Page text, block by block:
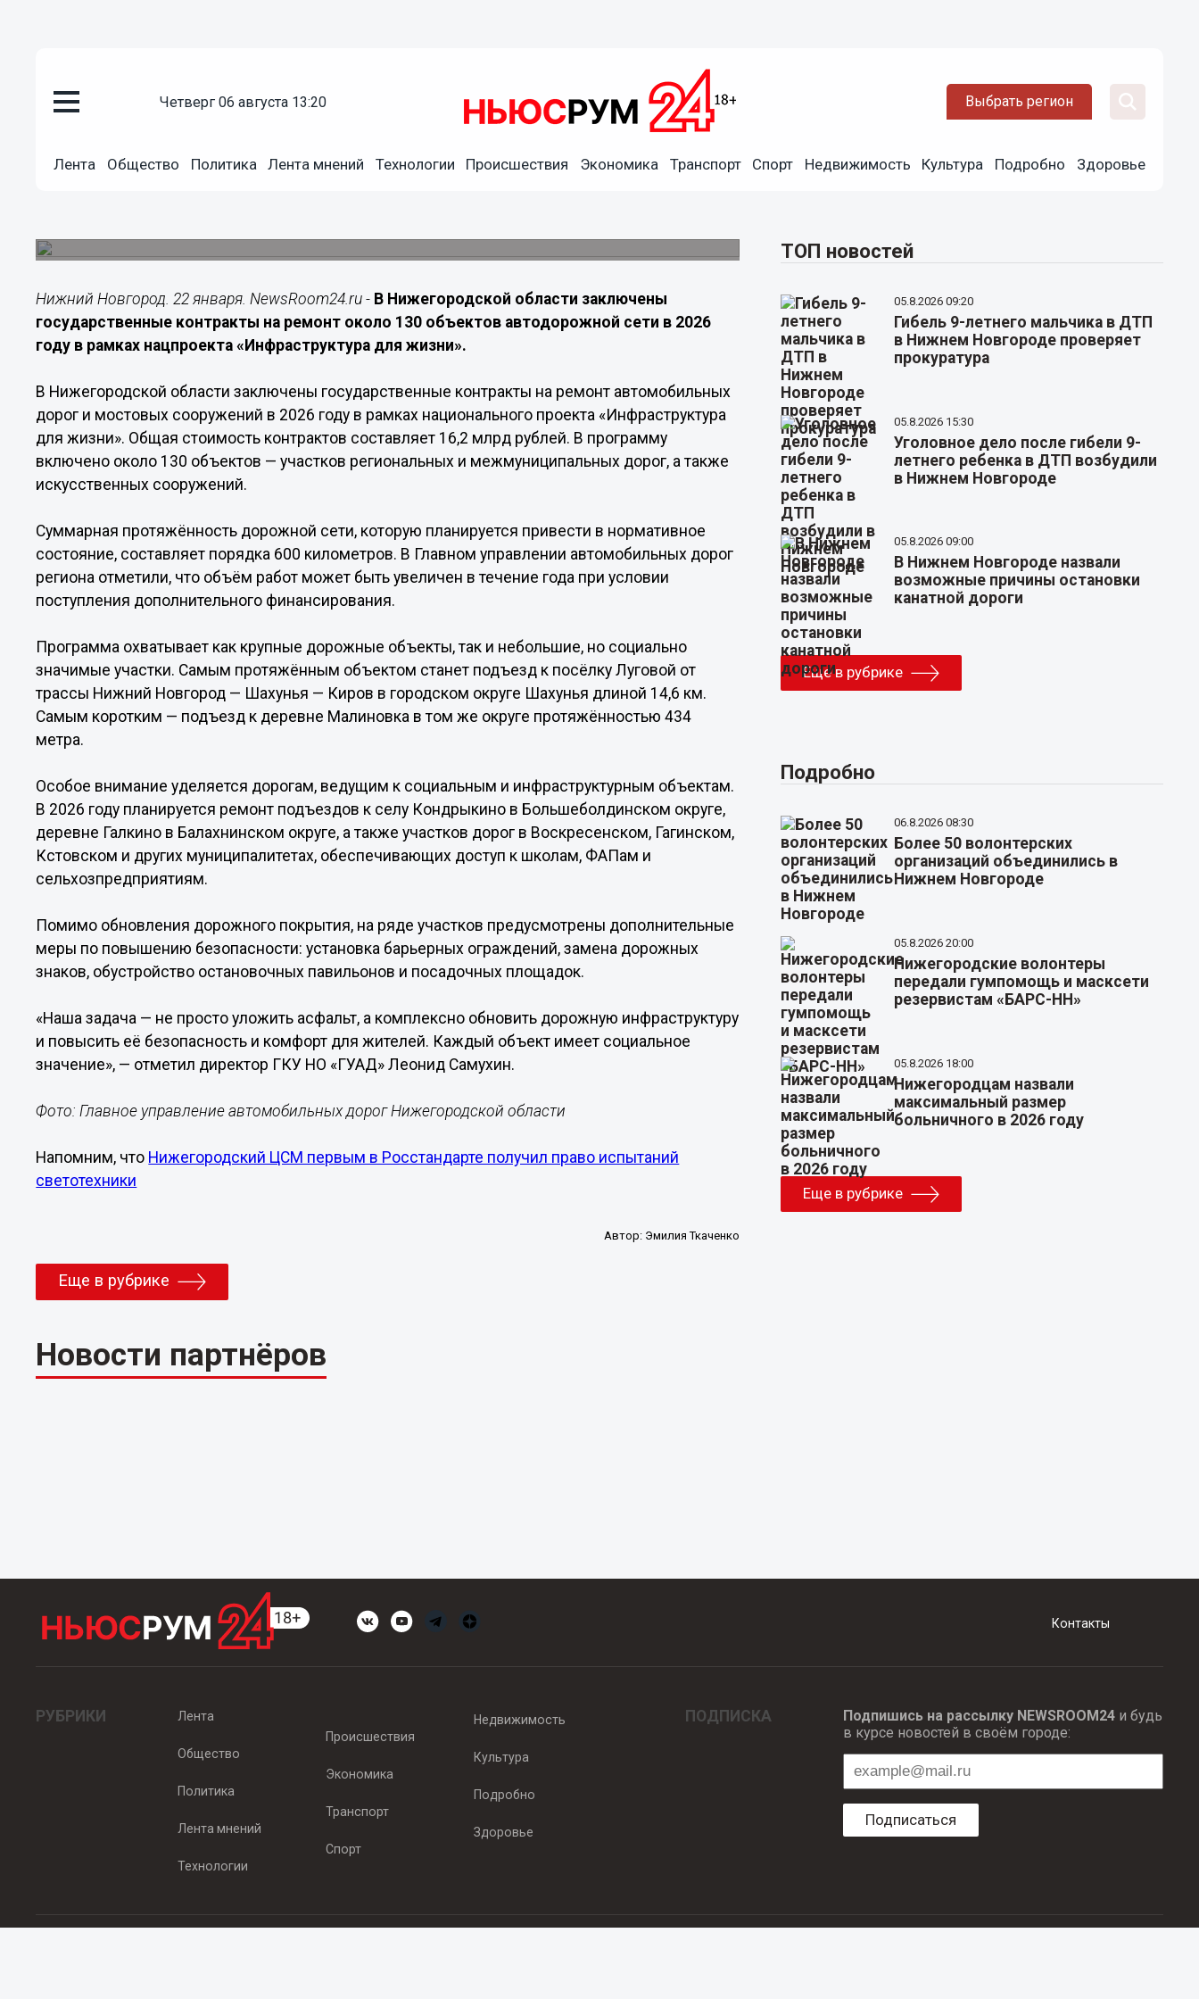
четверг 06 августа 13:20 Выбрать регион
Лента Общество Политика Лента мнений Технологии Происшествия Экономика Транспорт Спорт Недвижимость Культура Подробно Здоровье
В Нижегородской области заключили контракты на ремонт
Нижний Новгород. 22 января. NewsRoom24.ru - В Нижегородской области заключены
государственные контракты на ремонт около 130 объектов автодорожной сети в 2026
году в рамках нацпроекта «Инфраструктура для жизни».
В Нижегородской области заключены государственные контракты на ремонт автомобильных
дорог и мостовых сооружений в 2026 году в рамках национального проекта «Инфраструктура
для жизни». Общая стоимость контрактов составляет 16,2 млрд рублей. В программу
включено около 130 объектов — участков региональных и межмуниципальных дорог, а также
искусственных сооружений.
Суммарная протяжённость дорожной сети, которую планируется привести в нормативное
состояние, составляет порядка 600 километров. В Главном управлении автомобильных дорог
региона отметили, что объём работ может быть увеличен в течение года при условии
поступления дополнительного финансирования.
Программа охватывает как крупные дорожные объекты, так и небольшие, но социально
значимые участки. Самым протяжённым объектом станет подъезд к посёлку Луговой от
трассы Нижний Новгород — Шахунья — Киров в городском округе Шахунья длиной 14,6 км.
Самым коротким — подъезд к деревне Малиновка в том же округе протяжённостью 434
метра.
Особое внимание уделяется дорогам, ведущим к социальным и инфраструктурным объектам.
В 2026 году планируется ремонт подъездов к селу Кондрыкино в Большеболдинском округе,
деревне Галкино в Балахнинском округе, а также участков дорог в Воскресенском, Гагинском,
Кстовском и других муниципалитетах, обеспечивающих доступ к школам, ФАПам и
сельхозпредприятиям.
Помимо обновления дорожного покрытия, на ряде участков предусмотрены дополнительные
меры по повышению безопасности: установка барьерных ограждений, замена дорожных
знаков, обустройство остановочных павильонов и посадочных площадок.
«Наша задача — не просто уложить асфальт, а комплексно обновить дорожную инфраструктуру
и повысить её безопасность и комфорт для жителей. Каждый объект имеет социальное
значение», — отметил директор ГКУ НО «ГУАД» Леонид Самухин.
Фото: Главное управление автомобильных дорог Нижегородской области
Напомним, что Нижегородский ЦСМ первым в Росстандарте получил право испытаний
светотехники
Автор: Эмилия Ткаченко
Еще в рубрике
Новости партнёров
ТОП новостей
05.8.2026 09:20
Гибель 9-летнего мальчика в ДТП
в Нижнем Новгороде проверяет
прокуратура
05.8.2026 15:30
Уголовное дело после гибели 9-
летнего ребенка в ДТП возбудили
в Нижнем Новгороде
05.8.2026 09:00
В Нижнем Новгороде назвали
возможные причины остановки
канатной дороги
Еще в рубрике
Подробно
06.8.2026 08:30
Более 50 волонтерских
организаций объединились в
Нижнем Новгороде
05.8.2026 20:00
Нижегородские волонтеры
передали гумпомощь и масксети
резервистам «БАРС-НН»
05.8.2026 18:00
Нижегородцам назвали
максимальный размер
больничного в 2026 году
Еще в рубрике
Контакты
РУБРИКИ Лента
Общество
Политика
Лента мнений
Технологии
Происшествия
Экономика
Транспорт
Спорт
Недвижимость
Культура
Подробно
Здоровье
ПОДПИСКА Подпишись на рассылку NEWSROOM24и будь
в курсе новостей в своём городе:
Подписаться